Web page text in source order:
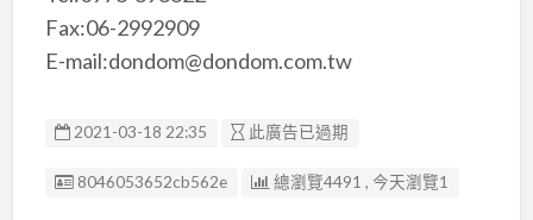
Fax:06-2992909
E-mail:dondom@dondom.com.tw
2021-03-18 22:35 此廣告已過期
廣告编號
8046053652cb562e 總瀏覽4491 , 今天瀏覽1